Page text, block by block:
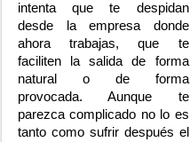
intenta que te despidan
desde la empresa donde
ahora trabajas, que te
faciliten la salida de forma
natural o de forma
provocada. Aunque te
parezca complicado no lo es
tanto como sufrir después el